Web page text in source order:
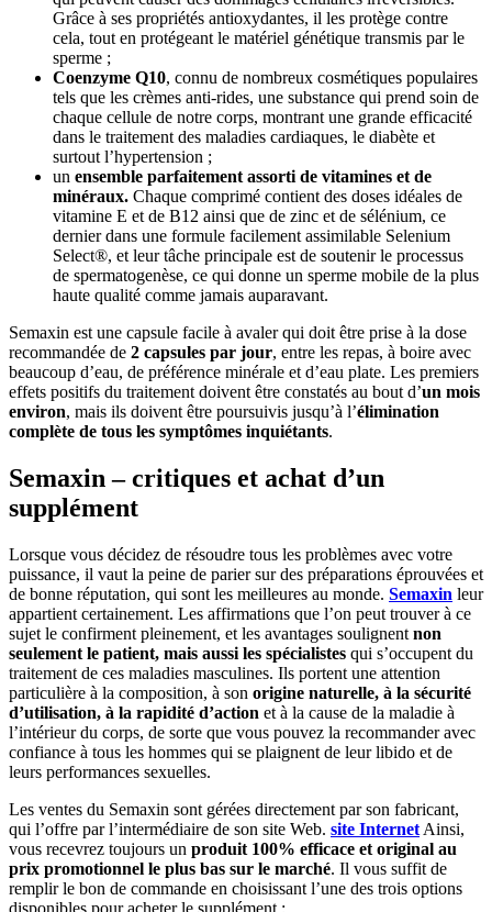
Grâce à ses propriétés antioxydantes, il les protège contre
cela, tout en protégeant le matériel génétique transmis par le
sperme ;
Coenzyme Q10, connu de nombreux cosmétiques populaires
tels que les crèmes anti-rides, une substance qui prend soin de
chaque cellule de notre corps, montrant une grande efficacité
dans le traitement des maladies cardiaques, le diabète et
surtout l’hypertension ;
un ensemble parfaitement assorti de vitamines et de
minéraux. Chaque comprimé contient des doses idéales de
vitamine E et de B12 ainsi que de zinc et de sélénium, ce
dernier dans une formule facilement assimilable Selenium
Select®, et leur tâche principale est de soutenir le processus
de spermatogenèse, ce qui donne un sperme mobile de la plus
haute qualité comme jamais auparavant.
Semaxin est une capsule facile à avaler qui doit être prise à la dose
recommandée de 2 capsules par jour, entre les repas, à boire avec
beaucoup d’eau, de préférence minérale et d’eau plate. Les premiers
effets positifs du traitement doivent être constatés au bout d’un mois
environ, mais ils doivent être poursuivis jusqu’à l’élimination
complète de tous les symptômes inquiétants.
Semaxin – critiques et achat d’un
supplément
Lorsque vous décidez de résoudre tous les problèmes avec votre
puissance, il vaut la peine de parier sur des préparations éprouvées et
de bonne réputation, qui sont les meilleures au monde. Semaxin leur
appartient certainement. Les affirmations que l’on peut trouver à ce
sujet le confirment pleinement, et les avantages soulignent non
seulement le patient, mais aussi les spécialistes qui s’occupent du
traitement de ces maladies masculines. Ils portent une attention
particulière à la composition, à son origine naturelle, à la sécurité
d’utilisation, à la rapidité d’action et à la cause de la maladie à
l’intérieur du corps, de sorte que vous pouvez la recommander avec
confiance à tous les hommes qui se plaignent de leur libido et de
leurs performances sexuelles.
Les ventes du Semaxin sont gérées directement par son fabricant,
qui l’offre par l’intermédiaire de son site Web. site Internet Ainsi,
vous recevrez toujours un produit 100% efficace et original au
prix promotionnel le plus bas sur le marché. Il vous suffit de
remplir le bon de commande en choisissant l’une des trois options
disponibles pour acheter le supplément :